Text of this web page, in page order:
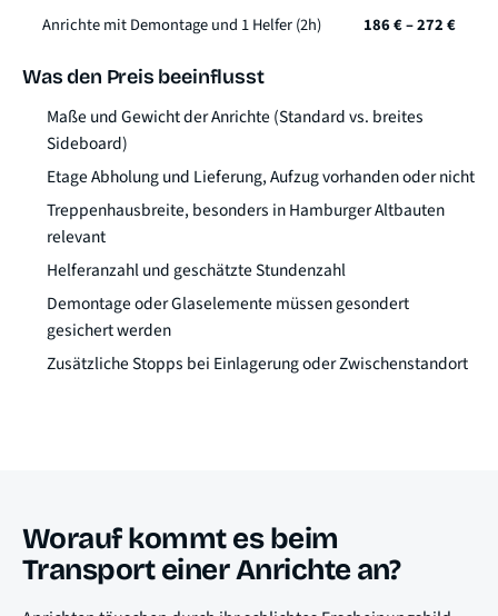
Anrichte mit Demontage und 1 Helfer (2h) 186 € – 272 €
Was den Preis beeinflusst
Maße und Gewicht der Anrichte (Standard vs. breites
Sideboard)
Etage Abholung und Lieferung, Aufzug vorhanden oder nicht
Treppenhausbreite, besonders in Hamburger Altbauten
relevant
Helferanzahl und geschätzte Stundenzahl
Demontage oder Glaselemente müssen gesondert
gesichert werden
Zusätzliche Stopps bei Einlagerung oder Zwischenstandort
Worauf kommt es beim
Transport einer Anrichte an?